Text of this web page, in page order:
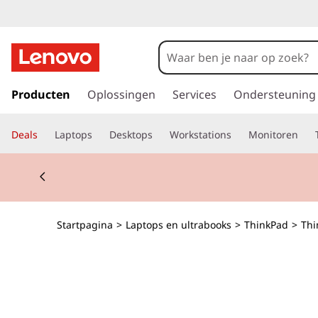
h
n
k
a
a
a
r
h
Producten Oplossingen Services Ondersteuning
Deals Laptops Desktops Workstations Monitoren
Startpagina > Laptops en ultrabooks > ThinkPad >